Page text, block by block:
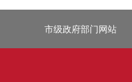
市级政府部门网站